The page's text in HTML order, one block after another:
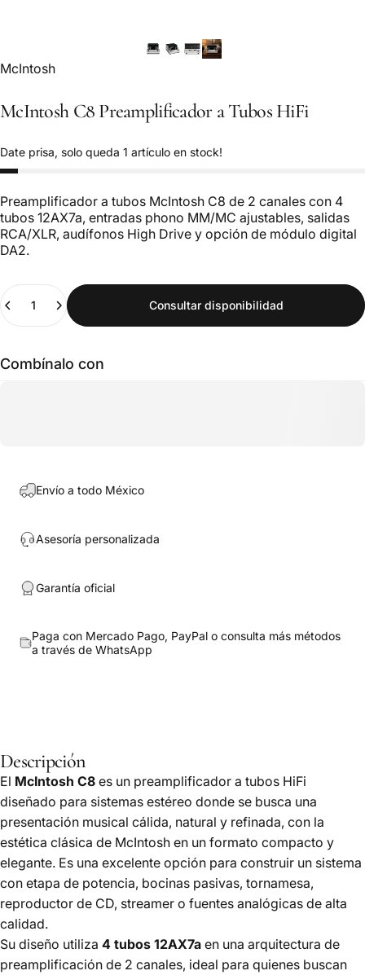
Marca:
McIntosh
McIntosh C8 Preamplificador a Tubos HiFi
Date prisa, solo queda 1 artículo en stock!
Preamplificador a tubos McIntosh C8 de 2 canales con 4
tubos 12AX7a, entradas phono MM/MC ajustables, salidas
RCA/XLR, audífonos High Drive y opción de módulo digital
DA2.
Cantidad
Consultar disponibilidad
Combínalo con
Envío a todo México
Asesoría personalizada
Garantía oficial
Paga con Mercado Pago, PayPal o consulta más métodos
a través de WhatsApp
Descripción
El McIntosh C8 es un preamplificador a tubos HiFi
diseñado para sistemas estéreo donde se busca una
presentación musical cálida, natural y refinada, con la
estética clásica de McIntosh en un formato compacto y
elegante. Es una excelente opción para construir un sistema
con etapa de potencia, bocinas pasivas, tornamesa,
reproductor de CD, streamer o fuentes analógicas de alta
calidad.
Su diseño utiliza 4 tubos 12AX7a en una arquitectura de
preamplificación de 2 canales, ideal para quienes buscan